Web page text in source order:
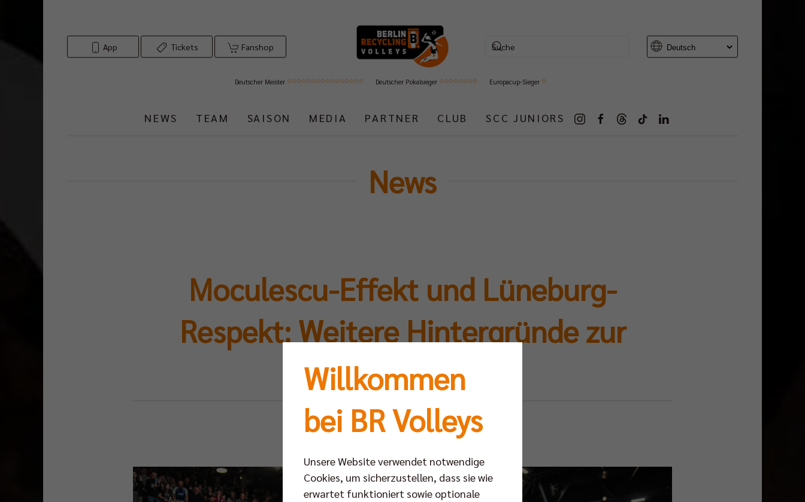
App Tickets Fanshop
Deutscher Meister Deutscher Pokalsieger Europacup-Sieger
NEWS TEAM SAISON MEDIA PARTNER CLUB SCC JUNIORS
News
Moculescu-Effekt und Lüneburg-
Respekt: Weitere Hintergründe zur
Titelverteidigung
Mo 11.05.2026
Willkommen
bei BR Volleys
Unsere Website verwendet notwendige
Cookies, um sicherzustellen, dass sie wie
erwartet funktioniert sowie optionale